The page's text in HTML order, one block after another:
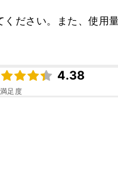
ださい。また、使用
4.38
足度